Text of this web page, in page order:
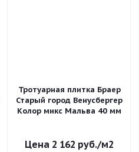
Тротуарная плитка Браер
Старый город Венусбергер
Колор микс Мальва 40 мм
2 162 руб./м2